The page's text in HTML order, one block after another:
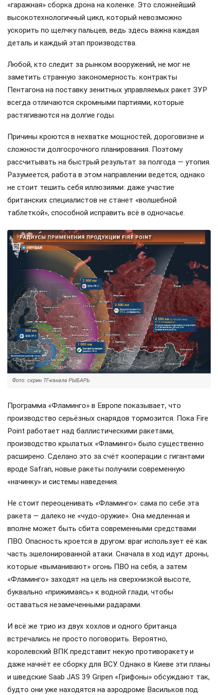
«гаражная» сборка дрона на коленке. Это сложнейший
высокотехнологичный цикл, который невозможно
ускорить по щелчку пальцев, ведь здесь важна каждая
деталь и каждый этап производства.
Любой, кто следит за рынком вооружений, не мог не
заметить странную закономерность: контракты
Пентагона на поставку зенитных управляемых ракет ЗУР
всегда отличаются скромными партиями, которые
растягиваются на долгие годы.
Причины кроются в нехватке мощностей, дороговизне и
сложности долгосрочного планирования. Поэтому
рассчитывать на быстрый результат за полгода — утопия.
Разумеется, работа в этом направлении ведется, однако
не стоит тешить себя иллюзиями: даже участие
британских специалистов не станет «волшебной
таблеткой», способной исправить всё в одночасье.
Фото: скрин ТГ-канала РЫБАРЬ
Программа «Фламинго» в Европе показывает, что
производство серьёзных снарядов тормозится. Пока Fire
Point работает над баллистическими ракетами,
производство крылатых «Фламинго» было существенно
расширено. Сделано это за счёт кооперации с гигантами
вроде Safran, новые ракеты получили современную
«начинку» и системы наведения.
Не стоит переоценивать «Фламинго»: сама по себе эта
ракета — далеко не «чудо-оружие». Она медленная и
вполне может быть сбита современными средствами
ПВО. Опасность кроется в другом: враг использует её как
часть эшелонированной атаки. Сначала в ход идут дроны,
которые «выманивают» огонь ПВО на себя, а затем
«Фламинго» заходят на цель на сверхнизкой высоте,
буквально «прижимаясь» к водной глади, чтобы
оставаться незамеченными радарами.
И всё же трио из двух хохлов и одного британца
встречались не просто поговорить. Вероятно,
королевский ВПК представит некую противоракету и
даже начнёт ее сборку для ВСУ. Однако в Киеве эти планы
и шведские Saab JAS 39 Gripen «Грифоны» обсуждают так,
будто они уже находятся на аэродроме Васильков под